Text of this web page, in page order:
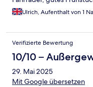
Ulrich, Aufenthalt von 1
Verifizierte Bewertung
10/10 –
29. Mai 2025
Mit Google übersetzen